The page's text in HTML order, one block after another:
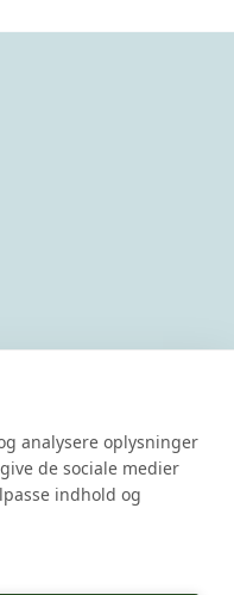
analysere oplysninger
de sociale medier
indhold og